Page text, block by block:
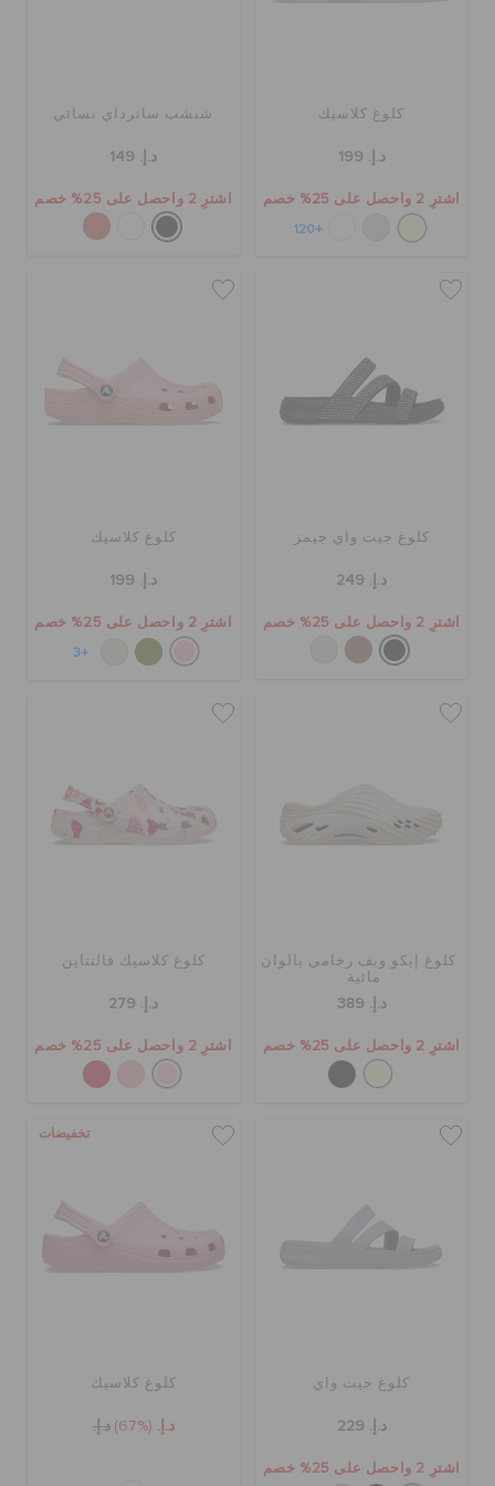
كلوغ كلاسيك
د.إ. 199
اشترِ 2 واحصل على 25% خصم
+120
شبشب ساترداي نسائي
د.إ. 149
اشترِ 2 واحصل على 25% خصم
كلوغ جيت واي جيمز
د.إ. 249
اشترِ 2 واحصل على 25% خصم
كلوغ كلاسيك
د.إ. 199
اشترِ 2 واحصل على 25% خصم
+3
كلوغ إيكو ويف رخامي بألوان
مائية
د.إ. 389
اشترِ 2 واحصل على 25% خصم
كلوغ كلاسيك فالنتاين
د.إ. 279
اشترِ 2 واحصل على 25% خصم
كلوغ جيت واي
د.إ. 229
اشترِ 2 واحصل على 25% خصم
تخفيضات
كلوغ كلاسيك
د.إ. (67%) د.إ.